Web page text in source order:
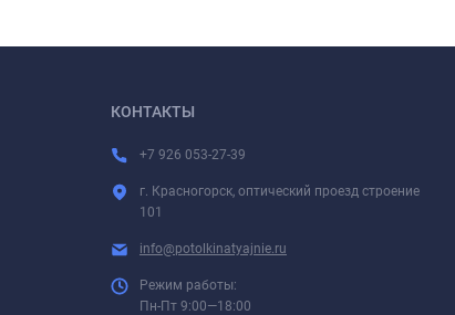
КОНТАКТЫ
+7 926 053-27-39
г. Красногорск, оптический проезд строение
101
info@potolkinatyajnie.ru
Режим работы:
Пн-Пт 9:00—18:00